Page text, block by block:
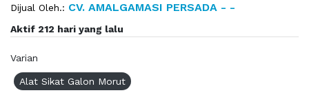
Dijual Oleh.: CV. AMALGAMASI PERSADA - -
Aktif 212 hari yang lalu
Varian
Alat Sikat Galon Morut